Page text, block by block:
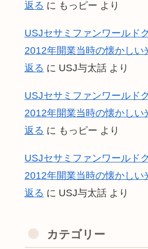
返る に もっピー より
USJセサミファンワールド
2012年開業当時の懐かしい
返る に USJ与太話 より
USJセサミファンワールド
2012年開業当時の懐かしい
返る に もっピー より
USJセサミファンワールド
2012年開業当時の懐かしい
返る に USJ与太話 より
カテゴリー